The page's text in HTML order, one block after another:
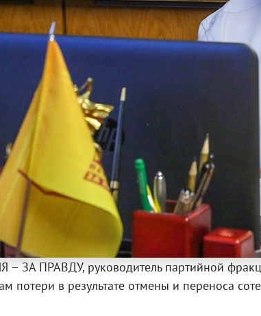
ЗА ПРАВДУ, руководитель партийной
потери в результате отмены и переноса